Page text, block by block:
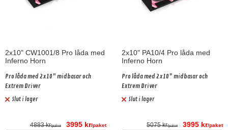
2x10" CW1001/8 Pro låda med
Inferno Horn
Pro låda med 2x10" midbasar och
Extrem Driver
Slut i lager
4883 kr/paket 3995 kr/paket
2x10" PA10/4 Pro låda med
Inferno Horn
Pro låda med 2x10" midbasar och
Extrem Driver
Slut i lager
5075 kr/paket 3995 kr/paket